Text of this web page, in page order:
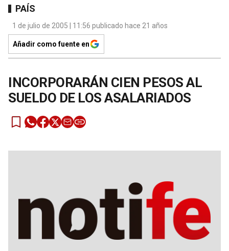
PAÍS
1 de julio de 2005 | 11:56 publicado hace 21 años
Añadir como fuente en
INCORPORARÁN CIEN PESOS AL
SUELDO DE LOS ASALARIADOS